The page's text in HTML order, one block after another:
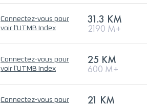
Connectez-vous pour
voir l'UTMB Index
31.3 KM
2190 M+
Connectez-vous pour
voir l'UTMB Index
25 KM
600 M+
Connectez-vous pour 21 KM